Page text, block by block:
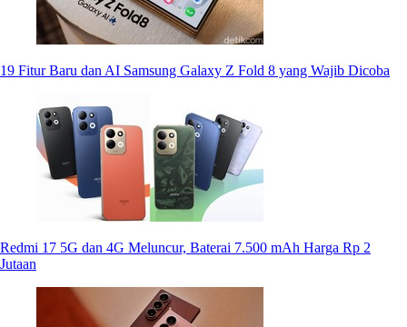
19 Fitur Baru dan AI Samsung Galaxy Z Fold 8 yang Wajib Dicoba
Redmi 17 5G dan 4G Meluncur, Baterai 7.500 mAh Harga Rp 2
Jutaan